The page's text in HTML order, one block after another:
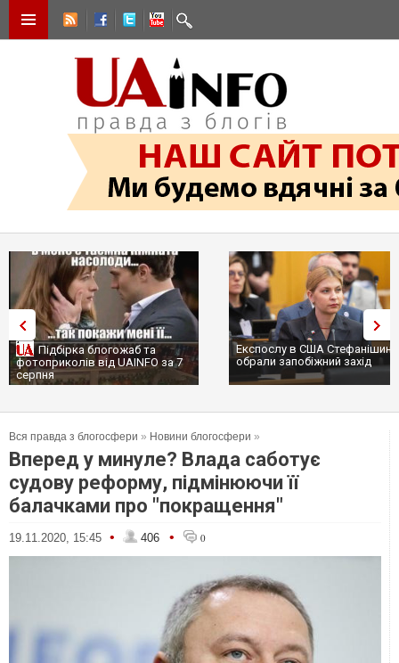
Підбірка блогожаб та
фотоприколів від UAINFO за 7
серпня
Експослу в США
обрали запобіжний захід
Вся правда з блогосфери » Новини блогосфери »
Вперед у минуле? Влада саботує
судову реформу, підмінюючи її
балачками про "покращення"
19.11.2020, 15:45 • 406 • 0